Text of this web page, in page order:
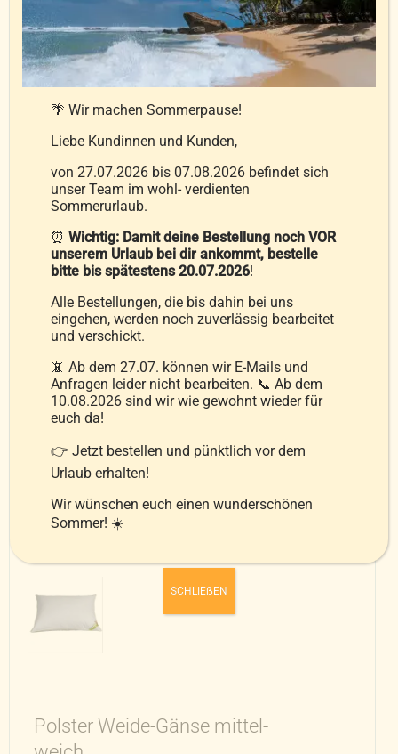
Die
Optionen
der
Produktseite
gewählt
werden
Polster Weide-Gänse extra-
59,99€–94,99€
inkl. MwSt.
zzgl.
Versandkosten
Ausführung
wählen
Dieses
weist
mehrere
Varianten
Optionen
können
werden
Details
Polster Weide-Gänse mittel-
🌴 Wir machen Sommerpause!
Liebe Kundinnen und Kunden,
von 27.07.2026 bis 07.08.2026 befindet sich
unser Team im wohl- verdienten
Sommerurlaub.
⏰ Wichtig: Damit deine Bestellung noch VOR
unserem Urlaub bei dir ankommt, bestelle
bitte bis spätestens 20.07.2026!
Alle Bestellungen, die bis dahin bei uns
eingehen, werden noch zuverlässig bearbeitet
und verschickt.
📵 Ab dem 27.07. können wir E-Mails und
Anfragen leider nicht bearbeiten. 📞 Ab dem
10.08.2026 sind wir wie gewohnt wieder für
euch da!
👉 Jetzt bestellen und pünktlich vor dem
Urlaub erhalten!
Wir wünschen euch einen wunderschönen
Sommer! ☀️
SCHLIEẞEN